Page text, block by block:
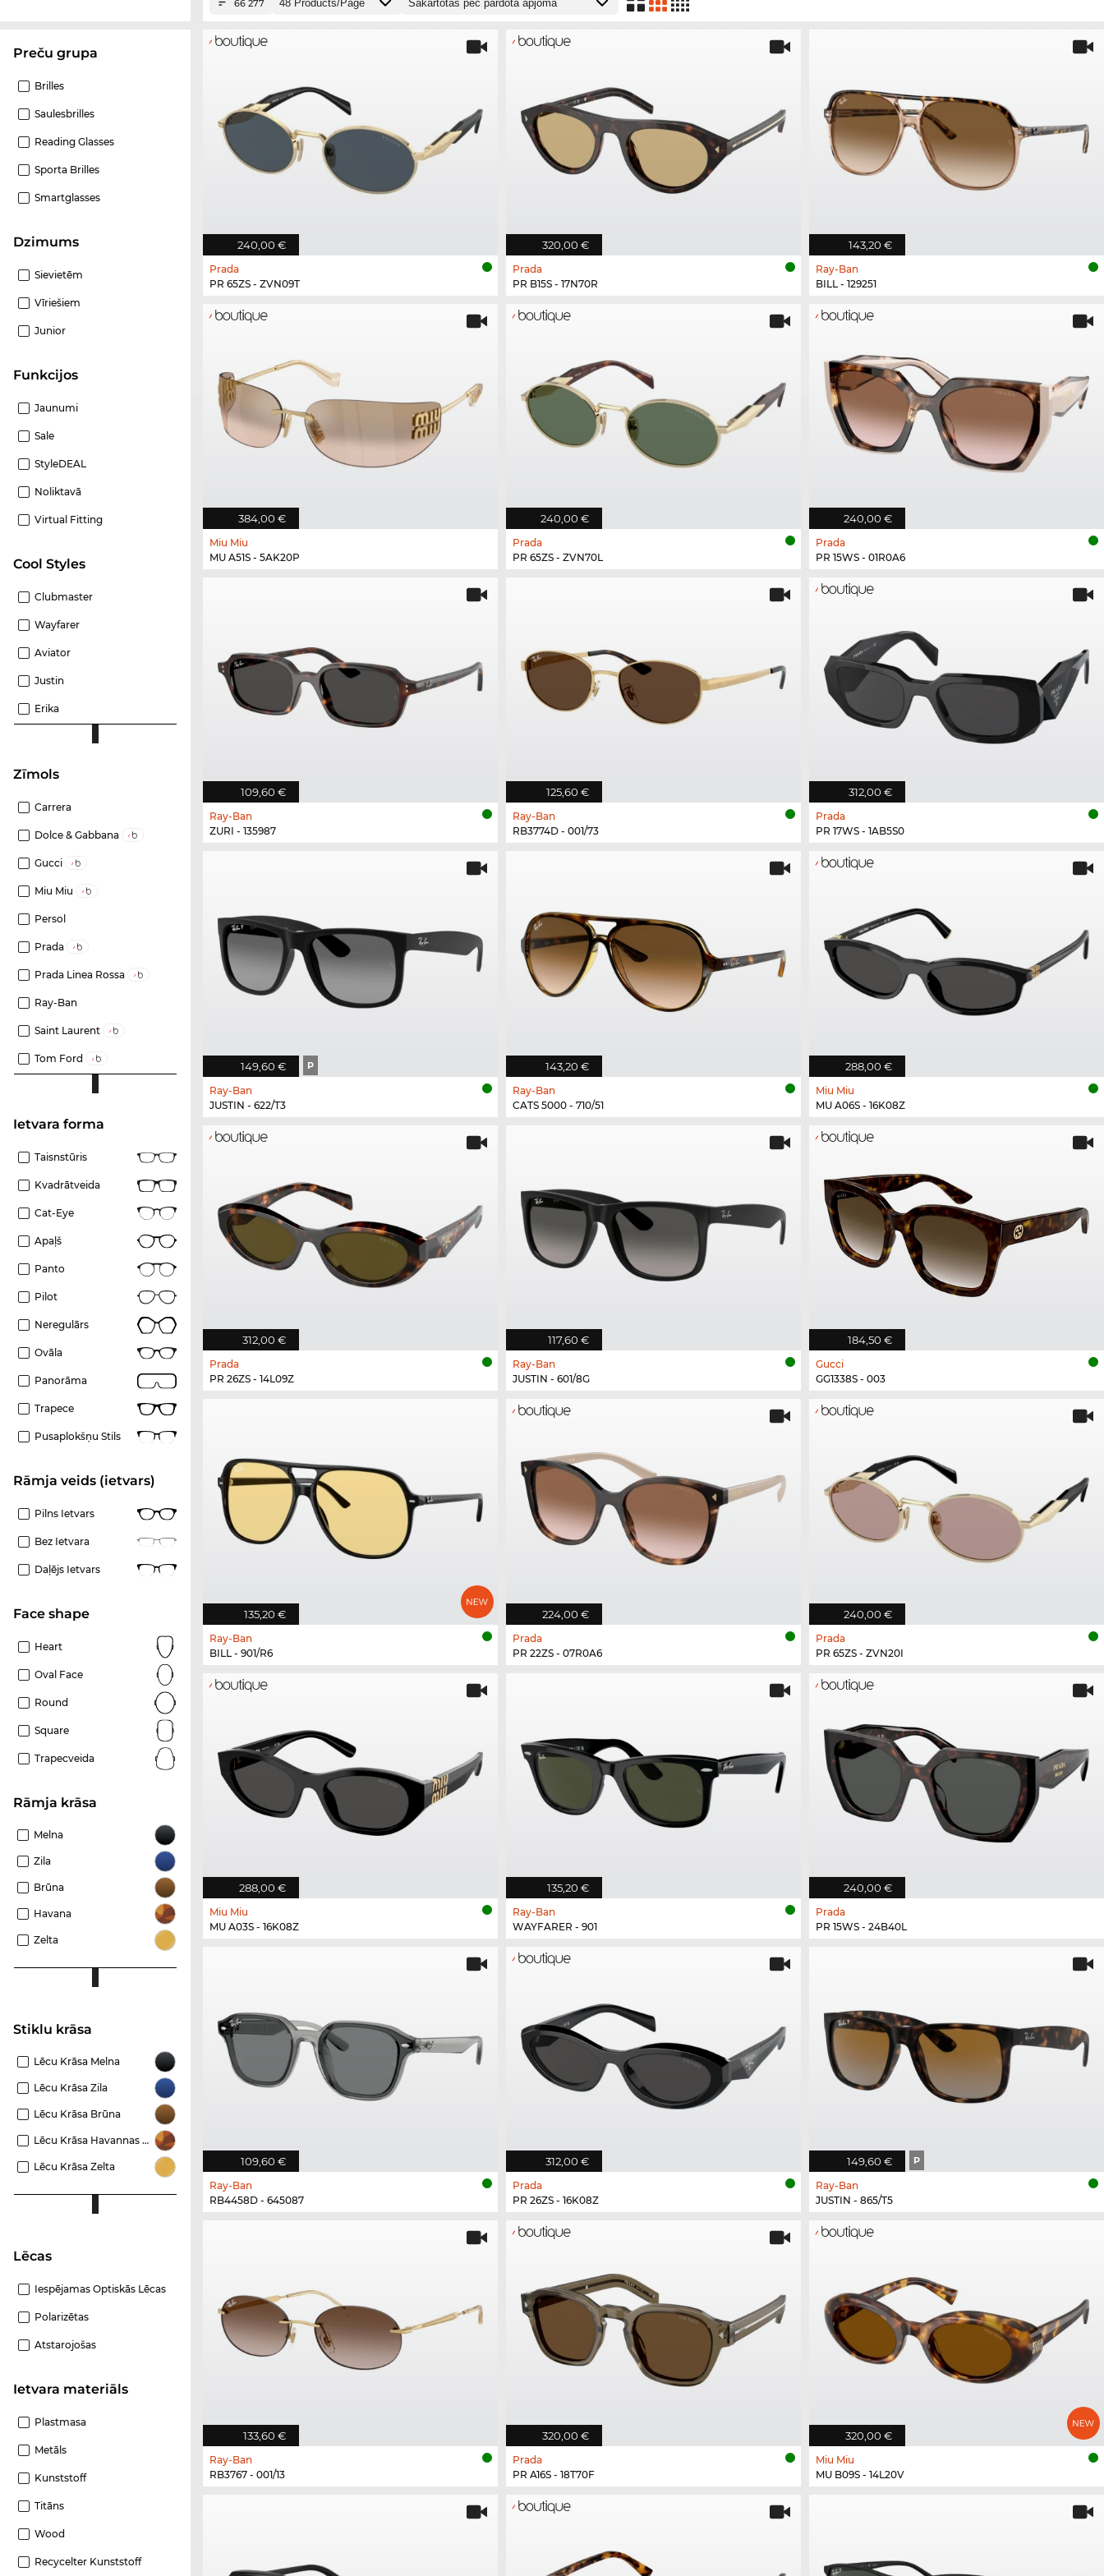
Preču grupa
Brilles
Saulesbrilles
Reading Glasses
Sporta Brilles
Smartglasses
Dzimums
Sievietēm
Vīriešiem
Junior
funkcijos
Jaunumi
Sale
StyleDEAL
Noliktavā
Virtual Fitting
Cool Styles
Clubmaster
Wayfarer
Aviator
Justin
Erika
Zīmols
Carrera
Dolce & Gabbana
Gucci
Miu Miu
Persol
Prada
Prada Linea Rossa
Ray-Ban
Saint Laurent
Tom Ford
Ietvara forma
Taisnstūris
Kvadrātveida
Cat-Eye
Apaļš
Panto
Pilot
Neregulārs
Ovāla
Panorāma
Trapece
Pusaplokšņu Stils
Rāmja veids (ietvars)
Pilns Ietvars
Bez Ietvara
Daļējs Ietvars
Face shape
Heart
Oval Face
Round
Square
Trapecveida
Rāmja krāsa
Melna
Zila
Brūna
Havana
Zelta
Stiklu krāsa
Lēcu Krāsa Melna
Lēcu Krāsa Zila
Lēcu Krāsa Brūna
Lēcu Krāsa Havannas Brūna
Lēcu Krāsa Zelta
Lēcas
Iespējamas Optiskās Lēcas
Polarizētas
Atstarojošas
Ietvara materiāls
Plastmasa
Metāls
Kunststoff
Titāns
Wood
Recycelter Kunststoff
66 277
240,00 €
Prada
PR 65ZS - ZVN09T
320,00 €
Prada
PR B15S - 17N70R
143,20 €
Ray-Ban
BILL - 129251
384,00 €
Miu Miu
MU A51S - 5AK20P
240,00 €
Prada
PR 65ZS - ZVN70L
240,00 €
Prada
PR 15WS - 01R0A6
109,60 €
Ray-Ban
ZURI - 135987
125,60 €
Ray-Ban
RB3774D - 001/73
312,00 €
Prada
PR 17WS - 1AB5S0
149,60 € P
Ray-Ban
JUSTIN - 622/T3
143,20 €
Ray-Ban
CATS 5000 - 710/51
288,00 €
Miu Miu
MU A06S - 16K08Z
312,00 €
Prada
PR 26ZS - 14L09Z
117,60 €
Ray-Ban
JUSTIN - 601/8G
184,50 €
Gucci
GG1338S - 003
135,20 €
Ray-Ban
BILL - 901/R6
224,00 €
Prada
PR 22ZS - 07R0A6
240,00 €
Prada
PR 65ZS - ZVN20I
288,00 €
Miu Miu
MU A03S - 16K08Z
135,20 €
Ray-Ban
WAYFARER - 901
240,00 €
Prada
PR 15WS - 24B40L
109,60 €
Ray-Ban
RB4458D - 645087
312,00 €
Prada
PR 26ZS - 16K08Z
149,60 € P
Ray-Ban
JUSTIN - 865/T5
133,60 €
Ray-Ban
RB3767 - 001/13
320,00 €
Prada
PR A16S - 18T70F
320,00 €
Miu Miu
MU B09S - 14L20V